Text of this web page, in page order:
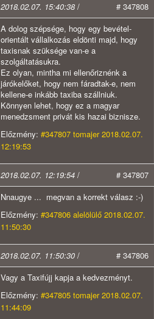
2018.02.07. 15:40:38 /
# 347808
A dolog szépsége, hogy egy bevétel-
orientált vállalkozás eldönti majd, hogy
taxisnak szüksége van-e a
szolgáltatásukra.
Ez olyan, mintha mi ellenőriznénk a
járókelőket, hogy nem fáradtak-e, nem
kellene-e inkább taxiba szállniuk.
Könnyen lehet, hogy ez a magyar
menedzsment privát kis hazai biznisze.
Előzmény: #347807 tomajer 2018.02.07.
12:19:53
2018.02.07. 12:19:54 /
# 347807
Nnaugye ... megvan a korrekt válasz :-)
Előzmény: #347806 alelölülő 2018.02.07.
11:50:30
2018.02.07. 11:50:30 /
# 347806
Vagy a Taxifújj kapja a kedvezményt.
Előzmény: #347805 tomajer 2018.02.07.
11:44:09